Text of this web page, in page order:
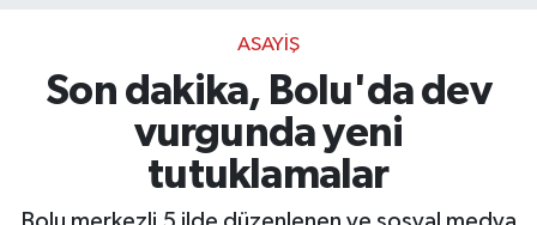
ASAYIŞ
Son dakika, Bolu'da dev
vurgunda yeni
tutuklamalar